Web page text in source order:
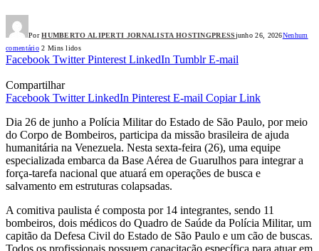
Por HUMBERTO ALIPERTI JORNALISTA HOSTINGPRESSjunho 26, 2026Nenhum
comentário 2 Mins lidos
Facebook Twitter Pinterest LinkedIn Tumblr E-mail
Compartilhar
Facebook Twitter LinkedIn Pinterest E-mail Copiar Link
Dia 26 de junho a Polícia Militar do Estado de São Paulo, por meio
do Corpo de Bombeiros, participa da missão brasileira de ajuda
humanitária na Venezuela. Nesta sexta-feira (26), uma equipe
especializada embarca da Base Aérea de Guarulhos para integrar a
força-tarefa nacional que atuará em operações de busca e
salvamento em estruturas colapsadas.
A comitiva paulista é composta por 14 integrantes, sendo 11
bombeiros, dois médicos do Quadro de Saúde da Polícia Militar, um
capitão da Defesa Civil do Estado de São Paulo e um cão de buscas.
Todos os profissionais possuem capacitação específica para atuar em